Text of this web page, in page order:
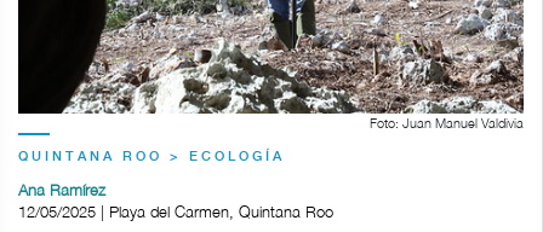
Foto: Juan Manuel Valdivia
QUINTANA ROO > ECOLOGÍA
Ana Ramírez
12/05/2025 | Playa del Carmen, Quintana Roo